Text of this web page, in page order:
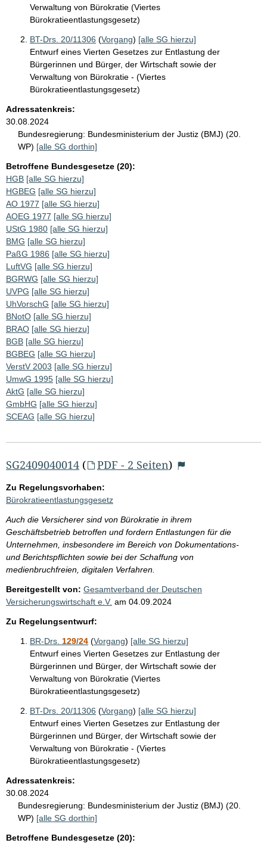
Verwaltung von Bürokratie (Viertes
Bürokratieentlastungsgesetz)
BT-Drs. 20/11306 (Vorgang) [alle SG hierzu]
Entwurf eines Vierten Gesetzes zur Entlastung der
Bürgerinnen und Bürger, der Wirtschaft sowie der
Verwaltung von Bürokratie - (Viertes
Bürokratieentlastungsgesetz)
Adressatenkreis:
30.08.2024
Bundesregierung: Bundesministerium der Justiz (BMJ) (20.
WP) [alle SG dorthin]
Betroffene Bundesgesetze (20):
HGB [alle SG hierzu]
HGBEG [alle SG hierzu]
AO 1977 [alle SG hierzu]
AOEG 1977 [alle SG hierzu]
UStG 1980 [alle SG hierzu]
BMG [alle SG hierzu]
PaßG 1986 [alle SG hierzu]
LuftVG [alle SG hierzu]
BGRWG [alle SG hierzu]
UVPG [alle SG hierzu]
UhVorschG [alle SG hierzu]
BNotO [alle SG hierzu]
BRAO [alle SG hierzu]
BGB [alle SG hierzu]
BGBEG [alle SG hierzu]
VerstV 2003 [alle SG hierzu]
UmwG 1995 [alle SG hierzu]
AktG [alle SG hierzu]
GmbHG [alle SG hierzu]
SCEAG [alle SG hierzu]
SG2409040014 ( PDF - 2 Seiten)
Zu Regelungsvorhaben:
Bürokratieentlastungsgesetz
Auch die Versicherer sind von Bürokratie in ihrem
Geschäftsbetrieb betroffen und fordern Entlastungen für die
Unternehmen, insbesondere im Bereich von Dokumentations-
und Berichtspflichten sowie bei der Schaffung von
medienbruchfreien, digitalen Verfahren.
Bereitgestellt von: Gesamtverband der Deutschen
Versicherungswirtschaft e.V. am 04.09.2024
Zu Regelungsentwurf:
BR-Drs. 129/24 (Vorgang) [alle SG hierzu]
Entwurf eines Vierten Gesetzes zur Entlastung der
Bürgerinnen und Bürger, der Wirtschaft sowie der
Verwaltung von Bürokratie (Viertes
Bürokratieentlastungsgesetz)
BT-Drs. 20/11306 (Vorgang) [alle SG hierzu]
Entwurf eines Vierten Gesetzes zur Entlastung der
Bürgerinnen und Bürger, der Wirtschaft sowie der
Verwaltung von Bürokratie - (Viertes
Bürokratieentlastungsgesetz)
Adressatenkreis:
30.08.2024
Bundesregierung: Bundesministerium der Justiz (BMJ) (20.
WP) [alle SG dorthin]
Betroffene Bundesgesetze (20):